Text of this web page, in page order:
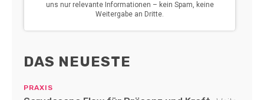
DAS NEUESTE
PRAXIS